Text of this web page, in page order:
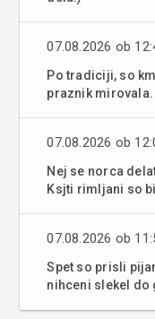
07.08.2026 ob
Po tradiciji, so
praznik mirovala.
07.08.2026 ob
Nej se norca
Ksjti rimljani so
07.08.2026 ob
Spet so prisli
nihceni slekel do